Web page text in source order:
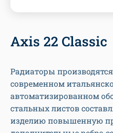
Axis 22 Classic
Радиаторы
современном
автоматизированном
стальных листов
изделию повышенную